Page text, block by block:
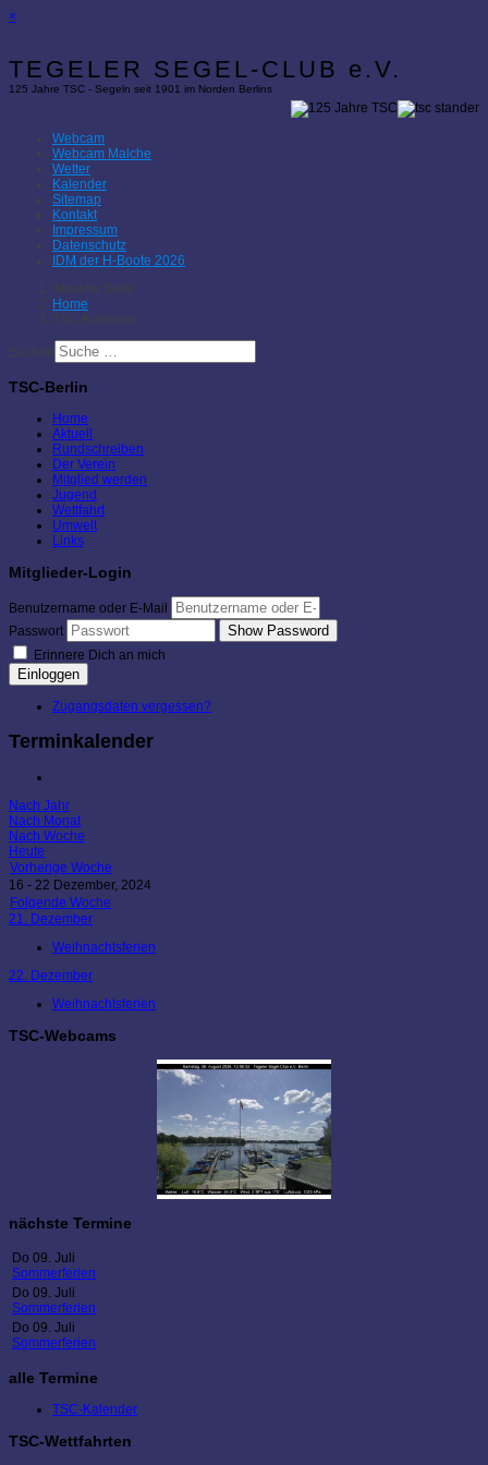
×
TEGELER SEGEL-CLUB e.V.
125 Jahre TSC - Segeln seit 1901 im Norden Berlins
Webcam
Webcam Malche
Wetter
Kalender
Sitemap
Kontakt
Impressum
Datenschutz
IDM der H-Boote 2026
Aktuelle Seite:
Home
TSC-Kalender
Suchen
TSC-Berlin
Home
Aktuell
Rundschreiben
Der Verein
Mitglied werden
Jugend
Wettfahrt
Umwelt
Links
Mitglieder-Login
Benutzername oder E-Mail
Passwort
Show Password
Erinnere Dich an mich
Einloggen
Zugangsdaten vergessen?
Terminkalender
Nach Jahr
Nach Monat
Nach Woche
Heute
Vorherige Woche
16 - 22 Dezember, 2024
Folgende Woche
21. Dezember
Weihnachtsferien
22. Dezember
Weihnachtsferien
TSC-Webcams
nächste Termine
Do 09. Juli
Sommerferien
Do 09. Juli
Sommerferien
Do 09. Juli
Sommerferien
alle Termine
TSC-Kalender
TSC-Wettfahrten